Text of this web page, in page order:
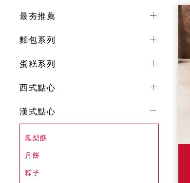
最夯推薦
麵包系列
蛋糕系列
西式點心
漢式點心
鳳梨酥
月餅
粽子